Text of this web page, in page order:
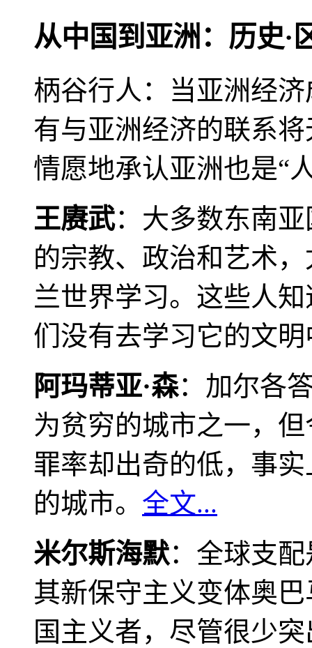
从中国到亚洲：历史·
柄谷行人：当亚洲经
有与亚洲经济的联系
情愿地承认亚洲也是“
王赓武：大多数东南
的宗教、政治和艺术
兰世界学习。这些人
们没有去学习它的文
阿玛蒂亚·森：加尔各
为贫穷的城市之一，
罪率却出奇的低，事
的城市。 全文...
米尔斯海默：全球支
其新保守主义变体奥
国主义者，尽管很少